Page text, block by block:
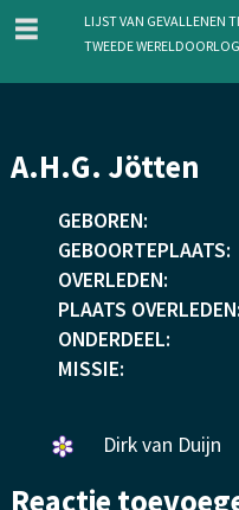
en
inhoud
menu
Lijst van gevallenen
Tweede Wereldoorlog
A.H.G. Jötten
GEBOREN:
GEBOORTEPLAATS:
OVERLEDEN:
PLAATS OVERLEDEN:
ONDERDEEL:
MISSIE:
Een
gelegd.
Dirk van Duijn
Reactie